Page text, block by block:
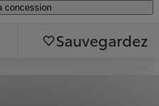
concession
Sauvegardez